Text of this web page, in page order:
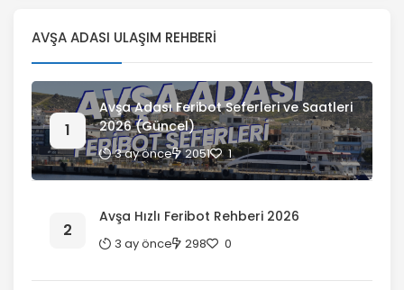
AVŞA ADASI ULAŞIM REHBERI
Avşa Adası Feribot Seferleri ve Saatleri
2026 (Güncel)
3 ay önce 2051 1
Avşa Hızlı Feribot Rehberi 2026
3 ay önce 298 0